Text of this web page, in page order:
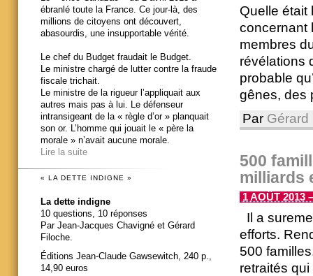
Quelle était
concernant
membres
révélations
probable
gênes, des
Par Gérard
500
milliards
1 AOÛT 2013
Il a
efforts.
500
retraités
ébranlé toute la France. Ce jour-là, des
millions de citoyens ont découvert,
abasourdis, une insupportable vérité.
Le chef du Budget fraudait le Budget.
Le ministre chargé de lutter contre la fraude
fiscale trichait.
Le ministre de la rigueur l’appliquait aux
autres mais pas à lui. Le défenseur
intransigeant de la « règle d’or » planquait
son or. L’homme qui jouait le « père la
morale » n’avait aucune morale.
Lire la suite
« LA DETTE INDIGNE »
La dette indigne
10 questions, 10 réponses
Par Jean-Jacques Chavigné et Gérard
Filoche.
Éditions Jean-Claude Gawsewitch, 240 p.,
14,90 euros